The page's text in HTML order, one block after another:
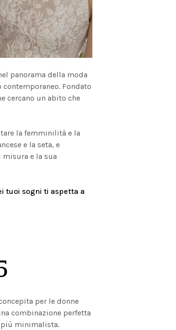
panorama della moda
Fondato
cercano un abito che
la femminilità e la
e la seta, e
misura e la sua
tuoi sogni ti aspetta a
per le donne
combinazione perfetta
più minimalista.